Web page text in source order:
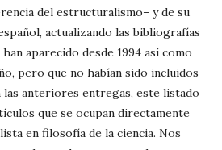
del estructuralismo– y de su
actualizando las bibliografías
aparecido desde 1994 así como
pero que no habían sido incluidos
las anteriores entregas, este listado
que se ocupan directamente
en filosofía de la ciencia. Nos